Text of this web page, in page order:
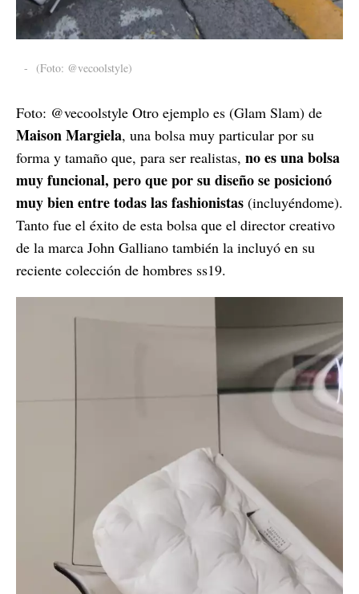
- (Foto: @vecoolstyle)
Foto: @vecoolstyle Otro ejemplo es (Glam Slam) de
Maison Margiela, una bolsa muy particular por su
forma y tamaño que, para ser realistas, no es una bolsa
muy funcional, pero que por su diseño se posicionó
muy bien entre todas las fashionistas (incluyéndome).
Tanto fue el éxito de esta bolsa que el director creativo
de la marca John Galliano también la incluyó en su
reciente colección de hombres ss19.